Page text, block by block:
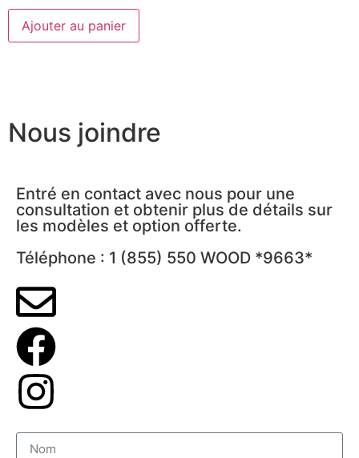
Ajouter au panier
Nous joindre
Entré en contact avec nous pour une
consultation et obtenir plus de détails sur
les modèles et option offerte.
Téléphone : 1 (855) 550 WOOD *9663*